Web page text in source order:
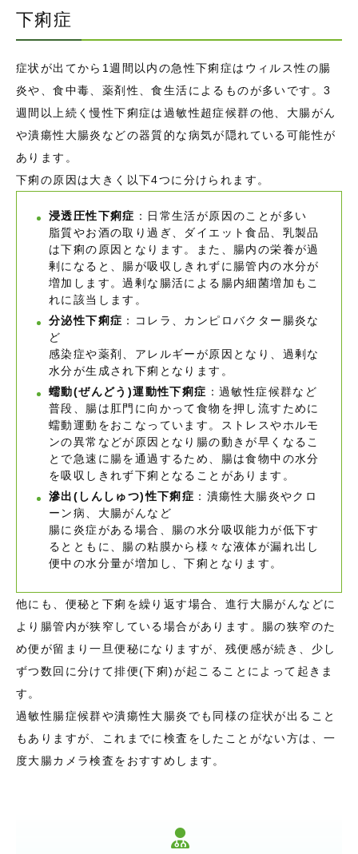
下痢症
症状が出てから1週間以内の急性下痢症はウィルス性の腸
炎や、食中毒、薬剤性、食生活によるものが多いです。3
週間以上続く慢性下痢症は過敏性超症候群の他、大腸がん
や潰瘍性大腸炎などの器質的な病気が隠れている可能性が
あります。
下痢の原因は大きく以下4つに分けられます。
浸透圧性下痢症 ：日常生活が原因のことが多い
脂質やお酒の取り過ぎ、ダイエット食品、乳製品
は下痢の原因となります。また、腸内の栄養が過
剰になると、腸が吸収しきれずに腸管内の水分が
増加します。過剰な腸活による腸内細菌増加もこ
れに該当します。
分泌性下痢症 ：コレラ、カンピロバクター腸炎な
ど
感染症や薬剤、アレルギーが原因となり、過剰な
水分が生成され下痢となります。
蠕動(ぜんどう)運動性下痢症 ：過敏性症候群など
普段、腸は肛門に向かって食物を押し流すために
蠕動運動をおこなっています。ストレスやホルモ
ンの異常などが原因となり腸の動きが早くなるこ
とで急速に腸を通過するため、腸は食物中の水分
を吸収しきれず下痢となることがあります。
滲出(しんしゅつ)性下痢症 ：潰瘍性大腸炎やクロ
ーン病、大腸がんなど
腸に炎症がある場合、腸の水分吸収能力が低下す
るとともに、腸の粘膜から様々な液体が漏れ出し
便中の水分量が増加し、下痢となります。
他にも、便秘と下痢を繰り返す場合、進行大腸がんなどに
より腸管内が狭窄している場合があります。腸の狭窄のた
め便が留まり一旦便秘になりますが、残便感が続き、少し
ずつ数回に分けて排便(下痢)が起こることによって起きま
す。
過敏性腸症候群や潰瘍性大腸炎でも同様の症状が出ること
もありますが、これまでに検査をしたことがない方は、一
度大腸カメラ検査をおすすめします。